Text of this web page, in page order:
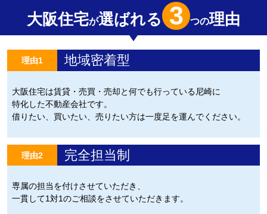
大阪住宅が選ばれる 3 つの理由
理由1 地域密着型
大阪住宅は賃貸・売買・売却と何でも行っている尼崎に
特化した不動産会社です。
借りたい、買いたい、売りたい方は一度足を運んでください。
理由2 完全担当制
専属の担当を付けさせていただき、
一貫して1対1のご相談をさせていただきます。